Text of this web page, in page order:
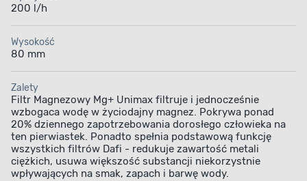
200 l/h
Wysokość
80 mm
Zalety
Filtr Magnezowy Mg+ Unimax filtruje i jednocześnie
wzbogaca wodę w życiodajny magnez. Pokrywa ponad
20% dziennego zapotrzebowania dorosłego człowieka na
ten pierwiastek. Ponadto spełnia podstawową funkcję
wszystkich filtrów Dafi - redukuje zawartość metali
ciężkich, usuwa większość substancji niekorzystnie
wpływających na smak, zapach i barwę wody.